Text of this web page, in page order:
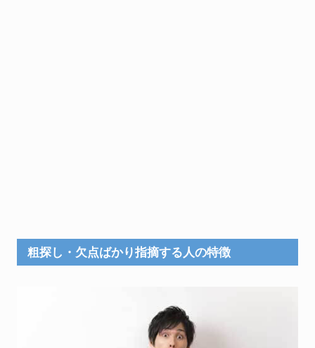
粗探し・欠点ばかり指摘する人の特徴